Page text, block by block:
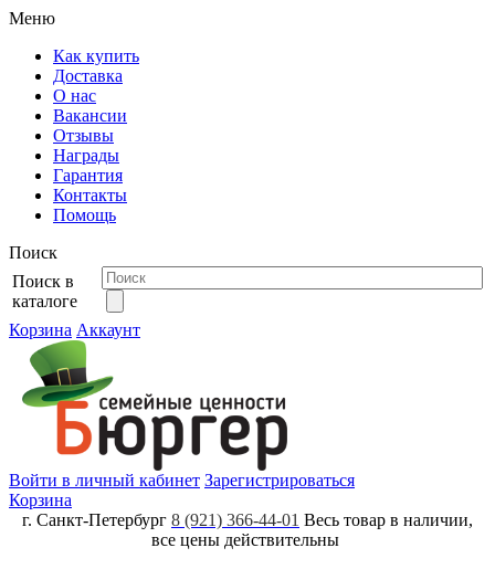
Меню
Как купить
Доставка
О нас
Вакансии
Отзывы
Награды
Гарантия
Контакты
Помощь
Поиск
Поиск в
каталоге
Корзина Аккаунт
Войти в личный кабинет Зарегистрироваться
Корзина
г. Санкт-Петербург 8 (921) 366-44-01 Весь товар в наличии,
все цены действительны